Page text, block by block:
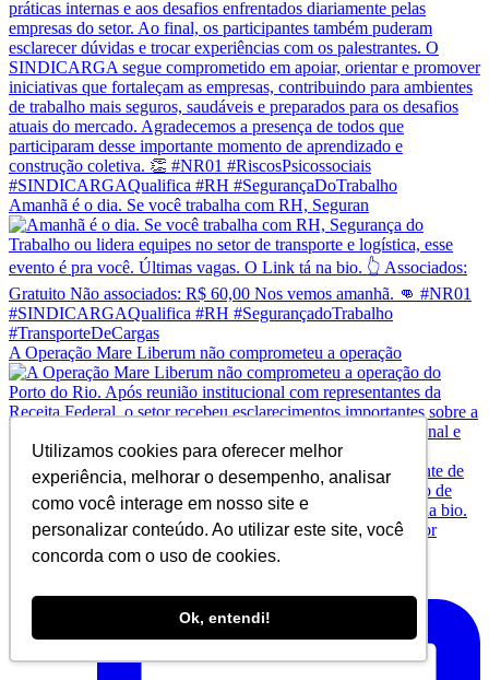
Utilizamos cookies para oferecer melhor
experiência, melhorar o desempenho, analisar
como você interage em nosso site e
personalizar conteúdo. Ao utilizar este site, você
concorda com o uso de cookies.
Ok, entendi!
Amanhã é o dia. Se você trabalha com RH, Seguran
A Operação Mare Liberum não comprometeu a operação